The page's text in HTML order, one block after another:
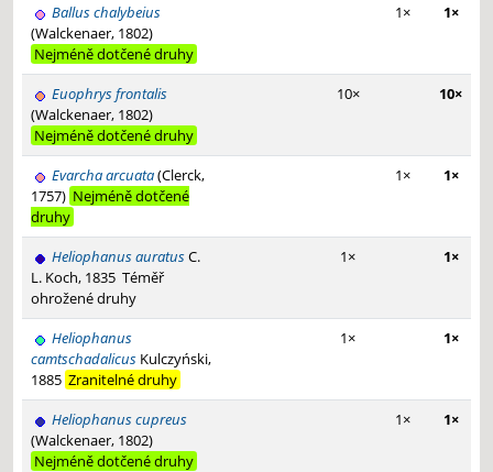
Ballus chalybeius
(Walckenaer, 1802)
Nejméně dotčené druhy
1× 1×
Euophrys frontalis
(Walckenaer, 1802)
Nejméně dotčené druhy
10× 10×
Evarcha arcuata(Clerck,
1757) Nejméně dotčené
druhy
1× 1×
Heliophanus auratusC.
L. Koch, 1835 Téměř
ohrožené druhy
1× 1×
Heliophanus
camtschadalicus Kulczyński,
1885 Zranitelné druhy
1× 1×
Heliophanus cupreus
(Walckenaer, 1802)
Nejméně dotčené druhy
1× 1×